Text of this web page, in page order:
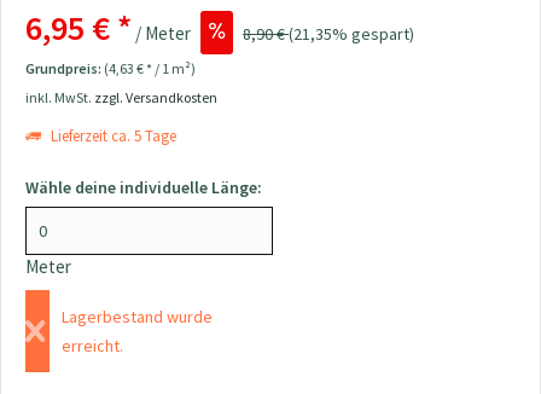
6,95 € * / Meter 8,90 €(21,35% gespart)
Grundpreis: (4,63 € * / 1 m²)
inkl. MwSt. zzgl. Versandkosten
Lieferzeit ca. 5 Tage
Wähle deine individuelle Länge:
Meter
Lagerbestand wurde
erreicht.